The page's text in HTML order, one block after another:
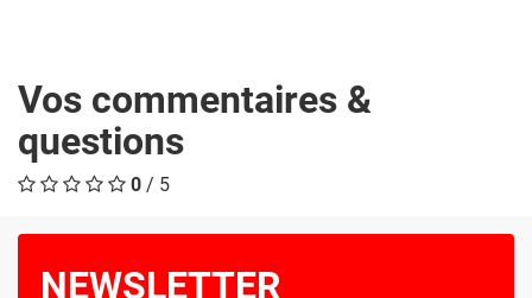
Vos commentaires &
questions
0 / 5
NEWSLETTER